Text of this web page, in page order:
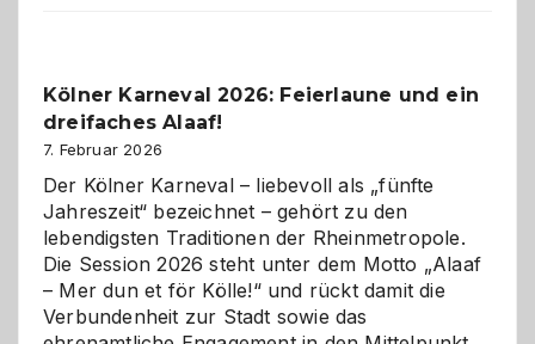
geworden
Kölner Karneval 2026: Feierlaune und ein
dreifaches Alaaf!
7. Februar 2026
Der Kölner Karneval – liebevoll als „fünfte
Jahreszeit“ bezeichnet – gehört zu den
lebendigsten Traditionen der Rheinmetropole.
Die Session 2026 steht unter dem Motto „Alaaf
– Mer dun et för Kölle!“ und rückt damit die
Verbundenheit zur Stadt sowie das